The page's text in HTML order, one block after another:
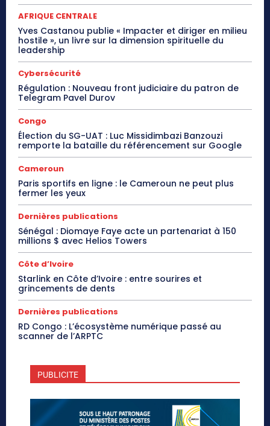
AFRIQUE CENTRALE
Yves Castanou publie « Impacter et diriger en milieu
hostile », un livre sur la dimension spirituelle du
leadership
Cybersécurité
Régulation : Nouveau front judiciaire du patron de
Telegram Pavel Durov
Congo
Élection du SG-UAT : Luc Missidimbazi Banzouzi
remporte la bataille du référencement sur Google
Cameroun
Paris sportifs en ligne : le Cameroun ne peut plus
fermer les yeux
Dernières publications
Sénégal : Diomaye Faye acte un partenariat à 150
millions $ avec Helios Towers
Côte d’Ivoire
Starlink en Côte d’Ivoire : entre sourires et
grincements de dents
Dernières publications
RD Congo : L’écosystème numérique passé au
scanner de l’ARPTC
PUBLICITE